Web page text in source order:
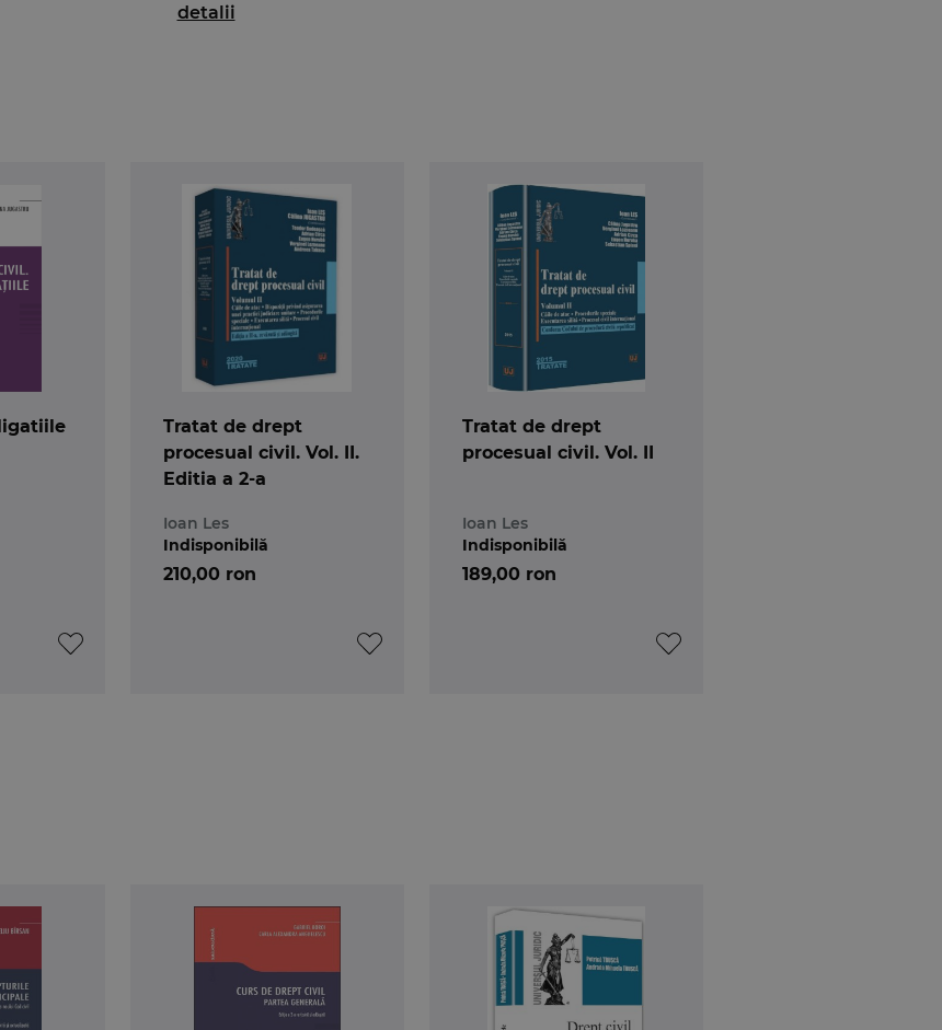
fiecarei forme de responsabilitate. Studiul conditiilor raspunderii civile implica si analiza
detalii
Tratat de drept
procesual civil. Vol. II.
Editia a 2-a
Ioan Les
210,00 ron
Indisponibilă
Tratat de drept
procesual civil. Vol. II
Ioan Les
189,00 ron
Indisponibilă